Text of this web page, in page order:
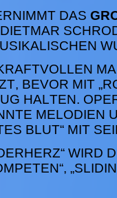
DAS
BEVOR MIT
HALTEN.
MELODIEN
BLUT“ MIT
WIRD